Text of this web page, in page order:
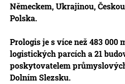
Německem, Ukrajinou,
Polska.
Prologis je s více než 483 000
logistických parcích a 21
poskytovatelem
Dolním Slezsku.